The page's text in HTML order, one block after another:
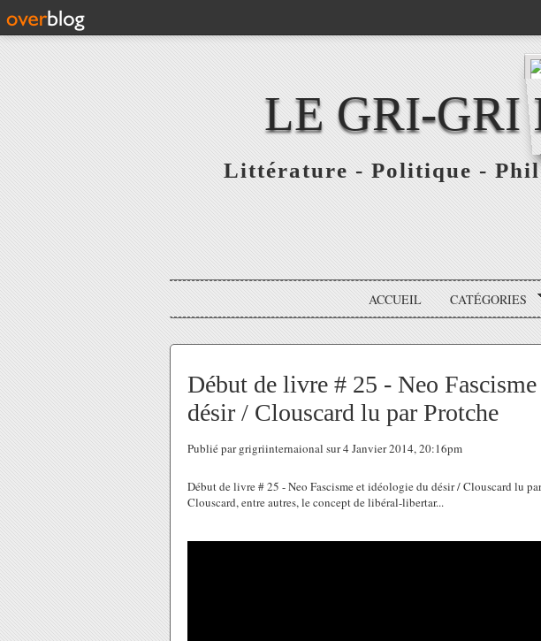
LE GRI-GRI
Littérature - Politique -
ACCUEIL CATÉGORIES
Début de livre # 25 - Neo
désir / Clouscard lu par Protche
Publié par grigriinternaional sur 4 Janvier 2014, 20:16pm
Début de livre # 25 - Neo Fascisme et idéologie du désir / Clouscard lu
Clouscard, entre autres, le concept de libéral-libertar...